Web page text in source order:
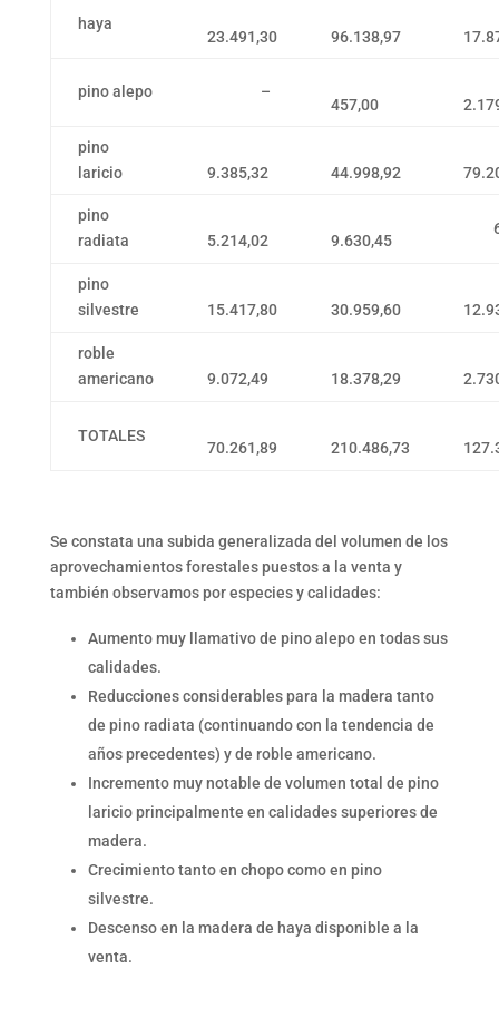
haya
23.491,30 96.138,97
pino alepo –
457,00
pino
laricio
9.385,32 44.998,92
pino
radiata
5.214,02 9.630,45
pino
silvestre
15.417,80 30.959,60
roble
americano
9.072,49 18.378,29
TOTALES
70.261,89 210.486,73
Se constata una subida generalizada del volumen de los
aprovechamientos forestales puestos a la venta y
también observamos por especies y calidades:
Aumento muy llamativo de pino alepo en todas sus
calidades.
Reducciones considerables para la madera tanto
de pino radiata (continuando con la tendencia de
años precedentes) y de roble americano.
Incremento muy notable de volumen total de pino
laricio principalmente en calidades superiores de
madera.
Crecimiento tanto en chopo como en pino
silvestre.
Descenso en la madera de haya disponible a la
venta.